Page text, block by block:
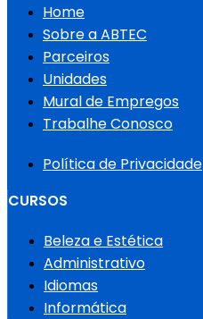
Home
Sobre a ABTEC
Parceiros
Unidades
Mural de Empregos
Trabalhe Conosco
Política de Privacidade
CURSOS
Beleza e Estética
Administrativo
Idiomas
Informática